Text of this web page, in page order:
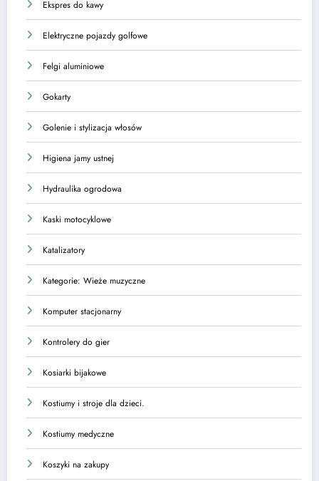
Ekspres do kawy
Elektryczne pojazdy golfowe
Felgi aluminiowe
Gokarty
Golenie i stylizacja włosów
Higiena jamy ustnej
Hydraulika ogrodowa
Kaski motocyklowe
Katalizatory
Kategorie: Wieże muzyczne
Komputer stacjonarny
Kontrolery do gier
Kosiarki bijakowe
Kostiumy i stroje dla dzieci.
Kostiumy medyczne
Koszyki na zakupy